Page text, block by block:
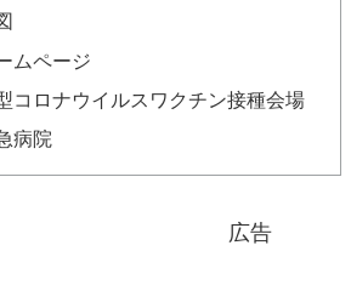
ムページ
ロナウイルスワクチン接種会場
病院
広告